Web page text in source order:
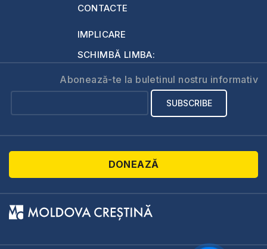
CONTACTE
IMPLICARE
SCHIMBĂ LIMBA:
Abonează-te la buletinul nostru informativ
DONEAZĂ